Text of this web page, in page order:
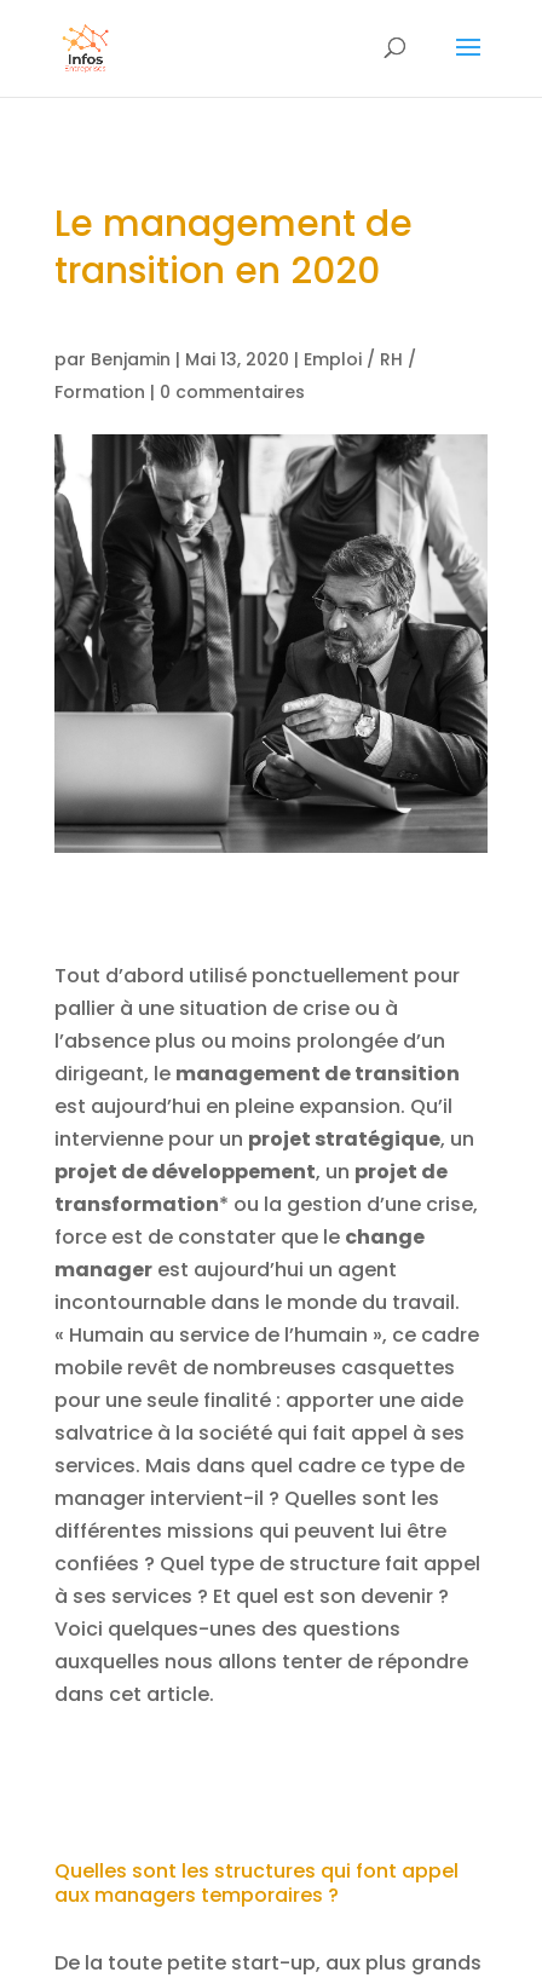
Le management de
transition en 2020
par Benjamin | Mai 13, 2020 | Emploi / RH /
Formation | 0 commentaires
Tout d’abord utilisé ponctuellement pour
pallier à une situation de crise ou à
l’absence plus ou moins prolongée d’un
dirigeant, le management de transition
est aujourd’hui en pleine expansion. Qu’il
intervienne pour un projet stratégique, un
projet de développement, un projet de
transformation* ou la gestion d’une crise,
force est de constater que le change
managerest aujourd’hui un agent
incontournable dans le monde du travail.
« Humain au service de l’humain », ce cadre
mobile revêt de nombreuses casquettes
pour une seule finalité : apporter une aide
salvatrice à la société qui fait appel à ses
services. Mais dans quel cadre ce type de
manager intervient-il ? Quelles sont les
différentes missions qui peuvent lui être
confiées ? Quel type de structure fait appel
à ses services ? Et quel est son devenir ?
Voici quelques-unes des questions
auxquelles nous allons tenter de répondre
dans cet article.
Quelles sont les structures qui font appel
aux managers temporaires ?
De la toute petite start-up, aux plus grands